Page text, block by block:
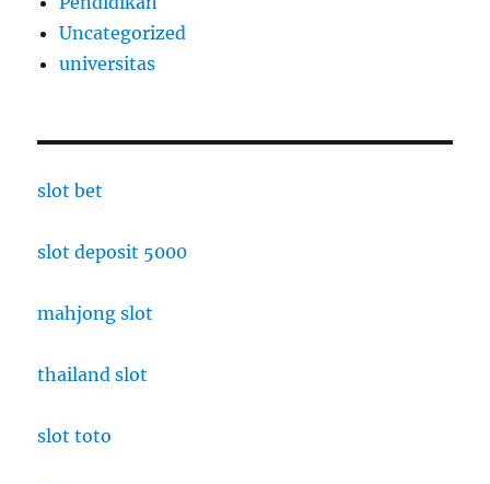
Uncategorized
universitas
slot bet
slot deposit 5000
mahjong slot
thailand slot
slot toto